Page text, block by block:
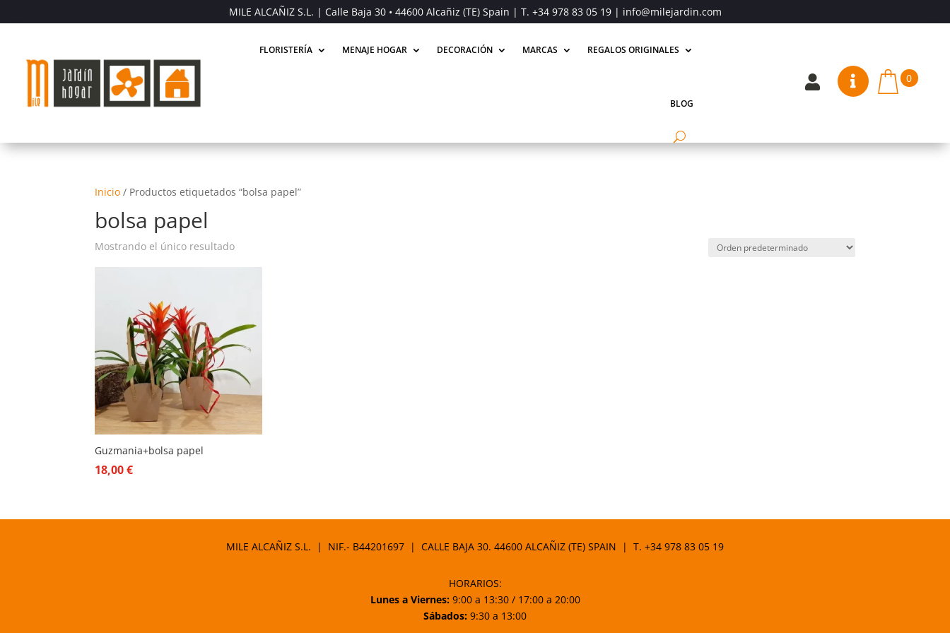
MILE ALCAÑIZ S.L. | Calle Baja 30 • 44600 Alcañiz (TE) Spain | T. +34 978 83 05 19| info@milejardin.com
FLORISTERÍA MENAJE HOGAR DECORACIÓN MARCAS REGALOS ORIGINALES
BLOG
  0
Inicio / Productos etiquetados “bolsa papel”
bolsa papel
Mostrando el único resultado
Guzmania+bolsa papel
18,00€
MILE ALCAÑIZ S.L. | NIF.- B44201697 | CALLE BAJA 30. 44600 ALCAÑIZ (TE) SPAIN | T. +34 978 83 05 19
HORARIOS:
Lunes a Viernes:9:00 a 13:30 / 17:00 a 20:00
Sábados: 9:30 a 13:00